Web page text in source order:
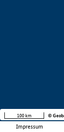
Impressum
100 km ©